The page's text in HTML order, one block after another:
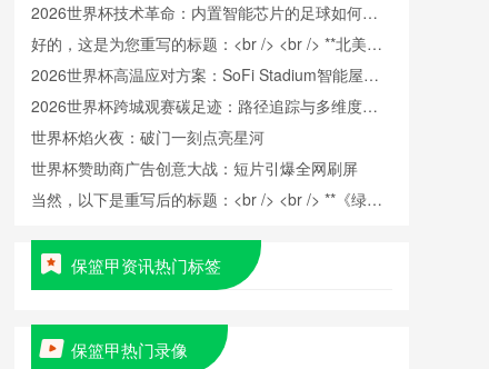
与版权暗战
2026世界杯技术革命：内置智能芯片的足球如何精
准捕捉射门瞬时极速
好的，这是为您重写的标题：<br /> <br /> **北美世
界杯跨境冷链餐食监管协同：美加墨三国检疫标准冲
突与融合路径研究**
2026世界杯高温应对方案：SoFi Stadium智能屋顶
如何实现“冰火两重天”
2026世界杯跨城观赛碳足迹：路径追踪与多维度排
放解析
世界杯焰火夜：破门一刻点亮星河
世界杯赞助商广告创意大战：短片引爆全网刷屏
当然，以下是重写后的标题：<br /> <br /> **《绿茵
保篮甲资讯热门标签
保篮甲热门录像